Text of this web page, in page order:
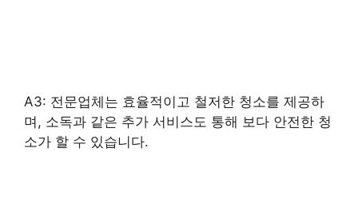
A3: 전문업체는 효율적이고 철저한 청소를 제공하
며, 소독과 같은 추가 서비스도 통해 보다 안전한 청
소가 할 수 있습니다.